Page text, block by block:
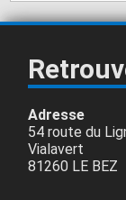
Adresse
54 route du
Vialavert
81260 LE BEZ